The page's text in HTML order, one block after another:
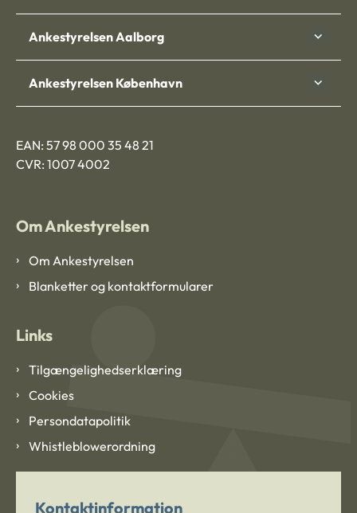
Ankestyrelsen Aalborg
Ankestyrelsen København
EAN: 57 98 000 35 48 21
CVR: 1007 4002
Om Ankestyrelsen
Om Ankestyrelsen
Blanketter og kontaktformularer
Links
Tilgængelighedserklæring
Cookies
Persondatapolitik
Whistleblowerordning
Kontaktinformation